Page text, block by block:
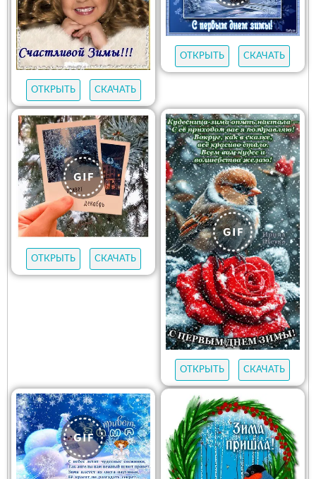
ОТКРЫТЬ СКАЧАТЬ
ОТКРЫТЬ СКАЧАТЬ
ОТКРЫТЬ СКАЧАТЬ
ОТКРЫТЬ СКАЧАТЬ